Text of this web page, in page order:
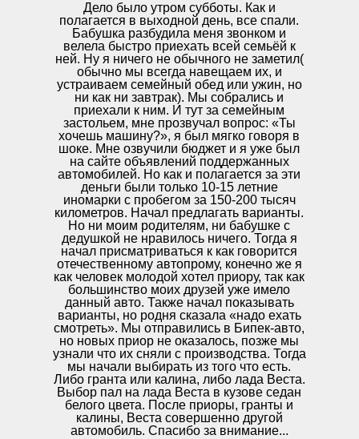
Дело было утром субботы. Как и
полагается в выходной день, все спали.
Бабушка разбудила меня звонком и
велела быстро приехать всей семьёй к
ней. Ну я ничего не обычного не заметил(
обычно мы всегда навещаем их, и
устраиваем семейный обед или ужин, но
ни как ни завтрак). Мы собрались и
приехали к ним. И тут за семейным
застольем, мне прозвучал вопрос: «Ты
хочешь машину?», я был мягко говоря в
шоке. Мне озвучили бюджет и я уже был
на сайте объявлений поддержанных
автомобилей. Но как и полагается за эти
деньги были только 10-15 летние
иномарки с пробегом за 150-200 тысяч
километров. Начал предлагать варианты.
Но ни моим родителям, ни бабушке с
дедушкой не нравилось ничего. Тогда я
начал присматриваться к как говорится
отечественному автопрому, конечно же я
как человек молодой хотел приору, так как
большинство моих друзей уже имело
данный авто. Также начал показывать
варианты, но родня сказала «надо ехать
смотреть». Мы отправились в Бипек-авто,
но новых приор не оказалось, позже мы
узнали что их сняли с производства. Тогда
мы начали выбирать из того что есть.
Либо гранта или калина, либо лада Веста.
Выбор пал на лада Веста в кузове седан
белого цвета. После приоры, гранты и
калины, Веста совершенно другой
автомобиль. Спасибо за внимание...